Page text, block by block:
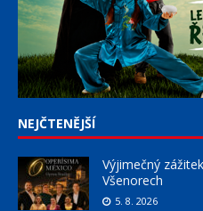
NEJČTENĚJŠÍ
Výjimečný
Všenorech
5. 8. 2026